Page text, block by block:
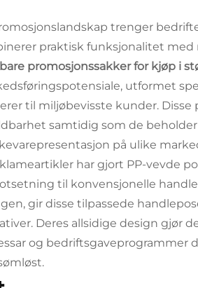
trenger
praktisk funksjonalitet med
promosjonssakker for kjøp i
utformet
til miljøbevisste kunder. Disse
samtidig som de
på ulike
har gjort PP-vevde
til konvensjonelle
gir disse tilpassede
Deres allsidige design gjør
og bedriftsgaveprogrammer